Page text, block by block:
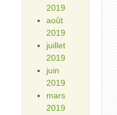
2019
août
2019
juillet
2019
juin
2019
mars
2019